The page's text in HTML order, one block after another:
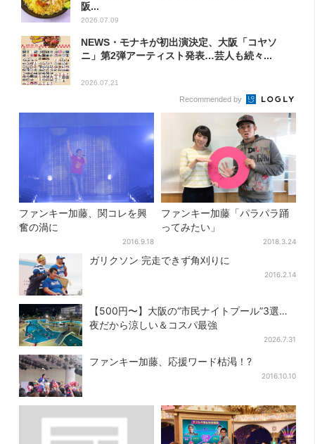
阪...
2026.07.09
NEWS・モナキが初出演決定、大阪「コヤソ
ニ」第2弾アーティスト発表…芸人も続々...
2026.07.21
Recommended by
ファンキー加藤、関コレを興
奮の渦に
2016.9.18
ファンキー加藤「パラパラ踊
ってみたい」
2018.3.24
ガリクソン 完走できず角刈りに
2016.2.14
【500円〜】大阪の“市民ナイトプール”3選…
夜だから涼しい＆コスパ最強
2026.7.31
ファンキー加藤、応援ワード枯渇！?
2016.10.10